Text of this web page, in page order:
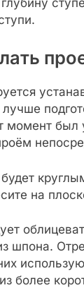
момент
на
шпона.
более